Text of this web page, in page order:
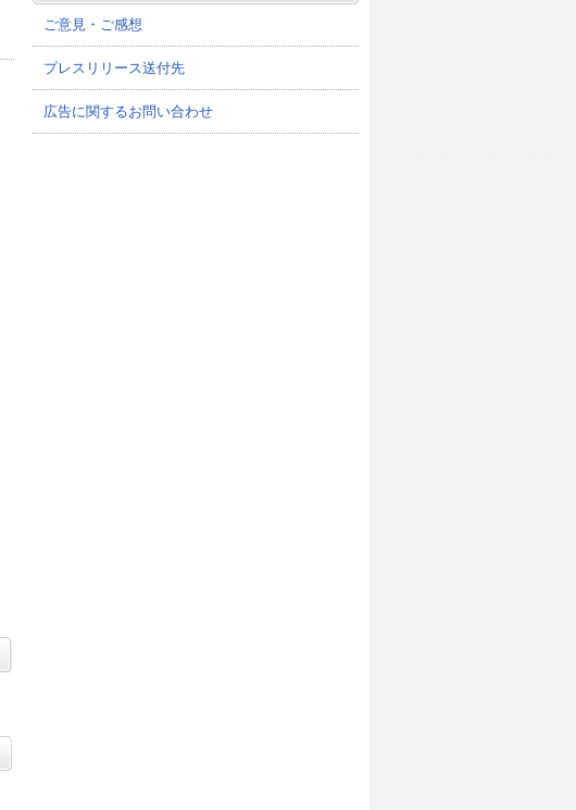
ご意見・ご感想
プレスリリース送付先
広告に関するお問い合わせ